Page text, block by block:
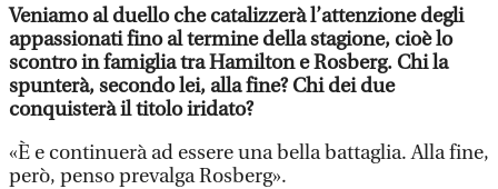
Veniamo al duello che catalizzerà l’attenzione degli
appassionati fino al termine della stagione, cioè lo
scontro in famiglia tra Hamilton e Rosberg. Chi la
spunterà, secondo lei, alla fine? Chi dei due
conquisterà il titolo iridato?
«È e continuerà ad essere una bella battaglia. Alla fine,
però, penso prevalga Rosberg».